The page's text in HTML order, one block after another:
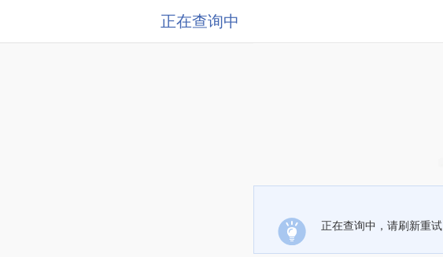
正在查询中
正在查询中，请刷新重试